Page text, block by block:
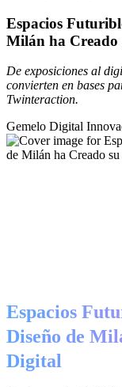
Espacios
Milán ha Creado
De exposiciones al
convierten en bases
Twinteraction.
Gemelo Digital
Espacios
Diseño de
Digital